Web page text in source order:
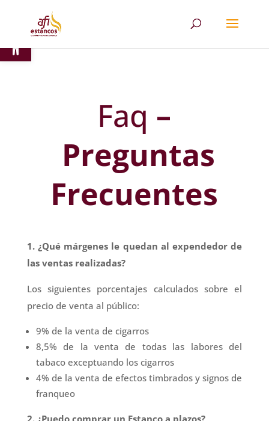
Faq –
Preguntas
Frecuentes
1. ¿Qué márgenes le quedan al expendedor de
las ventas realizadas?
Los siguientes porcentajes calculados sobre el
precio de venta al público:
9% de la venta de cigarros
8,5% de la venta de todas las labores del
tabaco exceptuando los cigarros
4% de la venta de efectos timbrados y signos de
franqueo
2. ¿Puedo comprar un Estanco a plazos?
Abrir barra de herramientas